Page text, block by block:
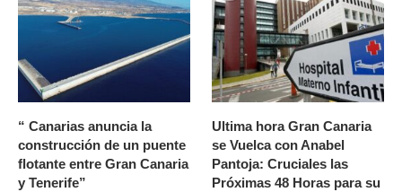
“ Canarias anuncia la
construcción de un puente
flotante entre Gran Canaria
y Tenerife”
Ultima hora Gran Canaria
se Vuelca con Anabel
Pantoja: Cruciales las
Próximas 48 Horas para su